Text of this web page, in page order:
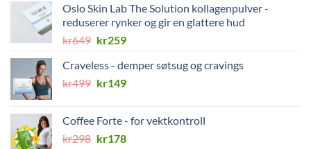
Oslo Skin Lab The Solution kollagenpulver -
reduserer rynker og gir en glattere hud
kr649 Opprinnelig
var:
kr649.
kr259Nåværende
er:
kr259.
Craveless - demper søtsug og cravings
kr499 Opprinnelig
kr499.
kr149Nåværende
kr149.
Coffee Forte - for vektkontroll
kr298 Opprinnelig
kr178Nåværende